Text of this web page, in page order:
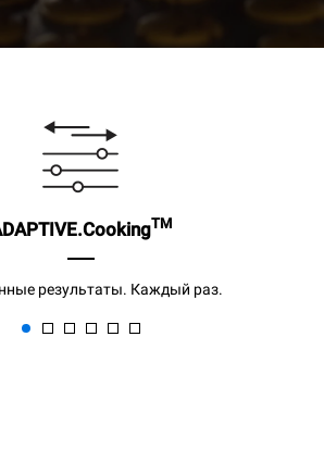
TM
результаты. Каждый раз.